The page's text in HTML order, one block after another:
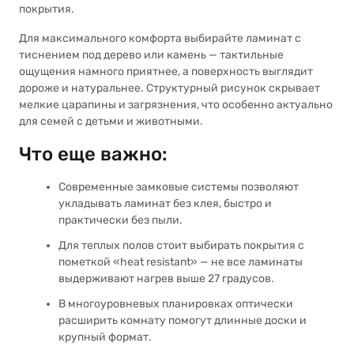
покрытия.
Для максимального комфорта выбирайте ламинат с
тиснением под дерево или камень — тактильные
ощущения намного приятнее, а поверхность выглядит
дороже и натуральнее. Структурный рисунок скрывает
мелкие царапины и загрязнения, что особенно актуально
для семей с детьми и животными.
Что еще важно:
Современные замковые системы позволяют
укладывать ламинат без клея, быстро и
практически без пыли.
Для теплых полов стоит выбирать покрытия с
пометкой «heat resistant» — не все ламинаты
выдерживают нагрев выше 27 градусов.
В многоуровневых планировках оптически
расширить комнату помогут длинные доски и
крупный формат.